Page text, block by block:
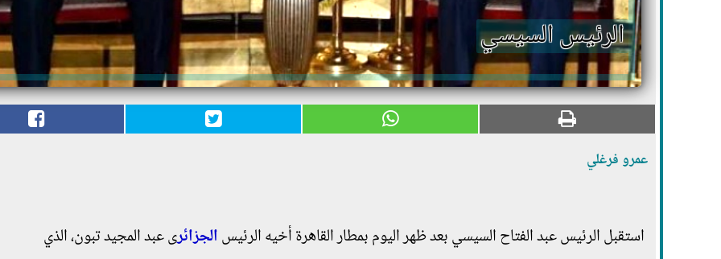
الرئيس السيسي
عمرو فرغلي
استقبل الرئيس عبد الفتاح السيسي بعد ظهر اليوم بمطار القاهرة أخيه الرئيسالجزائرى عبد المجيد تبون، الذي